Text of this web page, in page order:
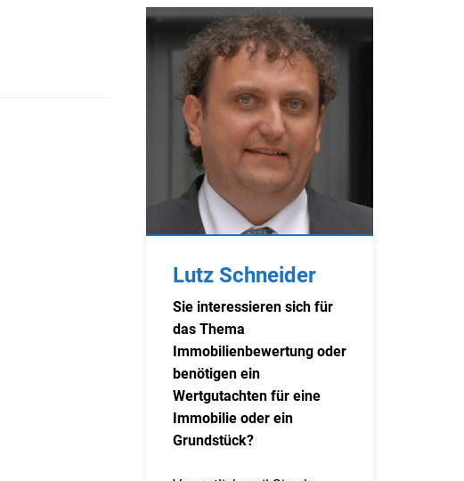
Lutz Schneider
Sie interessieren sich für
das Thema
Immobilienbewertung oder
benötigen ein
Wertgutachten für eine
Immobilie oder ein
Grundstück?